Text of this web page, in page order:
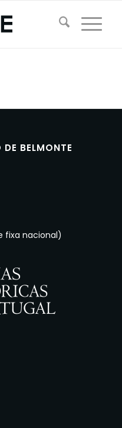
BELMONTE
fixa nacional)